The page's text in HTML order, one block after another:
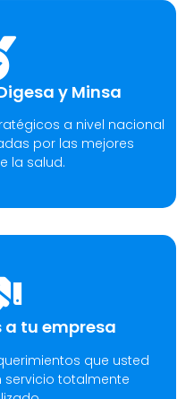
y Minsa​
a nivel nacional
por las mejores
la salud.
tu empresa
que usted
servicio totalmente